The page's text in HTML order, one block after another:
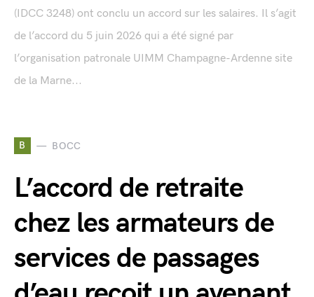
(IDCC 3248) ont conclu un accord sur les salaires. Il s’agit
de l’accord du 5 juin 2026 qui a été signé par
l’organisation patronale UIMM Champagne-Ardenne site
de la Marne...
B BOCC
L’accord de retraite
chez les armateurs de
services de passages